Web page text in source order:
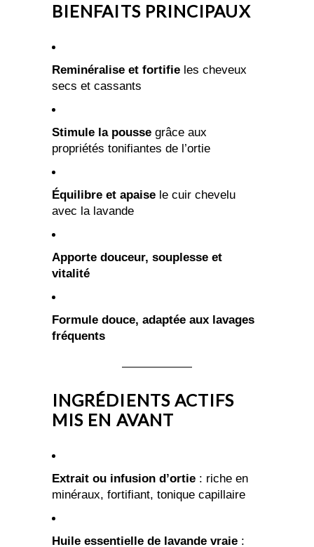
BIENFAITS PRINCIPAUX
Reminéralise et fortifie les cheveux
secs et cassants
Stimule la pousse grâce aux
propriétés tonifiantes de l’ortie
Équilibre et apaise le cuir chevelu
avec la lavande
Apporte douceur, souplesse et
vitalité
Formule douce, adaptée aux lavages
fréquents
INGRÉDIENTS ACTIFS
MIS EN AVANT
Extrait ou infusion d’ortie : riche en
minéraux, fortifiant, tonique capillaire
Huile essentielle de lavande vraie :